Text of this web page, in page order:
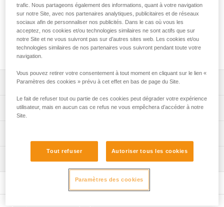
Le frein additionnel ouvert est conçu pour les descendeurs
auto-freinants I'D. Il permet d'augmenter le freinage en
fonction de la charge et du diamètre de corde et d'installer
ou de libérer la corde à tout moment.
Descriptif
Conçu pour les descendeurs auto-freinants I'D S, I'D L et
I'D EVAC.
Version ouverte permettant d'installer ou de libérer la
corde à tout moment.
Spécifications techniques
Référence : D020DA00
Garantie : 3 ans
Conditionnement : 1
Voir tous les contenus techniques
Inspection
trafic. Nous partageons également des informations, quant à votre navigation
sur notre Site, avec nos partenaires analytiques, publicitaires et de réseaux
sociaux afin de personnaliser nos publicités. Dans le cas où vous les
acceptez, nos cookies et/ou technologies similaires ne sont actifs que sur
notre Site et ne vous suivront pas sur d’autres sites web. Les cookies et/ou
technologies similaires de nos partenaires vous suivront pendant toute votre
navigation.
Vous pouvez retirer votre consentement à tout moment en cliquant sur le lien «
Paramètres des cookies » prévu à cet effet en bas de page du Site.
Le fait de refuser tout ou partie de ces cookies peut dégrader votre expérience
utilisateur, mais en aucun cas ce refus ne vous empêchera d’accéder à notre
Site.
Tout refuser Autoriser tous les cookies
Paramètres des cookies